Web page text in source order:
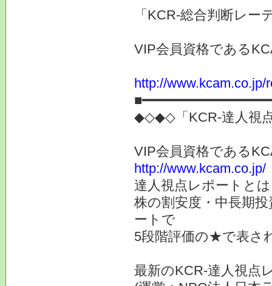
「KCR-総合判断レ
VIP会員資格である
http://www.kcam.co.jp/
◆◇◆◇「KCR-達人
VIP会員資格である
http://www.kcam.co.jp/
達人視点レポートと
株の割安度・中長期
ートで
5段階評価の★で表さ
最新のKCR-達人視点